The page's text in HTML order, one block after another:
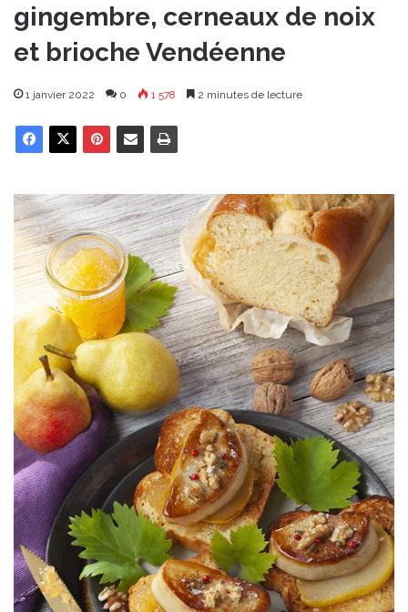
gingembre, cerneaux de noix
et brioche Vendéenne
1 janvier 2022 0 1 578 2 minutes de lecture